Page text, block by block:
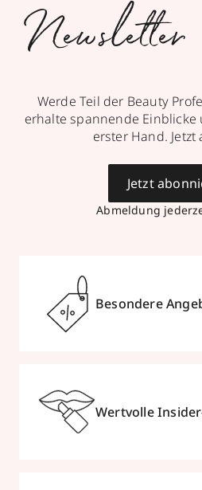
Newsletter
Werde Teil der Beauty
erhalte spannende
erster Hand. Jetzt
Abmeldung
Jetzt
Besondere
Wertvolle